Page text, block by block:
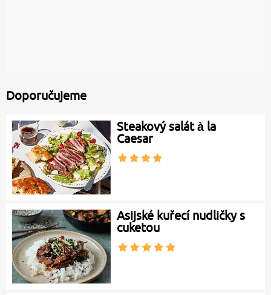
Doporučujeme
Steakový salát à la
Caesar
Asijské kuřecí nudličky s
cuketou